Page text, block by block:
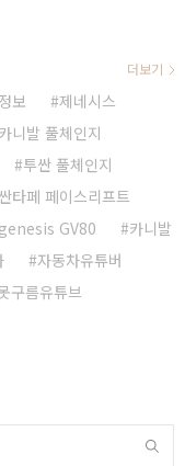
보
제네시스
카니발 풀체인지
투싼 풀체인지
싼타페 페이스리프트
genesis GV80
카니발
자동차유튜버
구름유튜브
더보기